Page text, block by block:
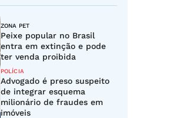
ZONA PET
Peixe popular no Brasil
entra em extinção e pode
ter venda proibida
POLÍCIA
Advogado é preso suspeito
de integrar esquema
milionário de fraudes em
imóveis